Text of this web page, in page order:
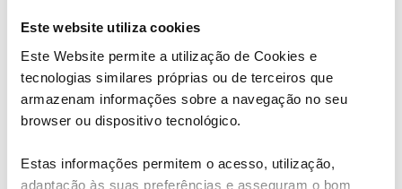
Este website utiliza cookies
Este Website permite a utilização de Cookies e
tecnologias similares próprias ou de terceiros que
armazenam informações sobre a navegação no seu
browser ou dispositivo tecnológico.
Estas informações permitem o acesso, utilização,
adaptação às suas preferências e asseguram o bom
modificada face ao modelo convencional, contando
com mudanças específicas na suspensão e no
chassis. Vai ser produzido em Swindon, Wiltshire
(Reino Unido), e deverá chegar ao mercado nacional
O stand da marca no salão suíço contou ainda com